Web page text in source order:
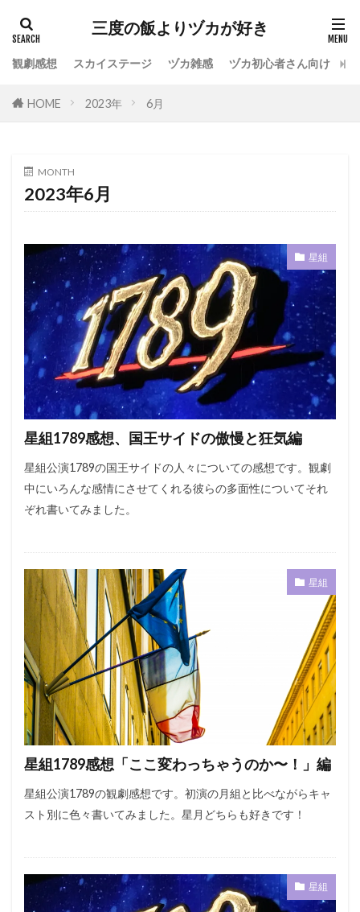
三度の飯よりヅカが好き
観劇感想 スカイステージ ヅカ雑感 ヅカ初心者さん向け
HOME 2023年 6月
MONTH
2023年6月
星組
星組1789感想、国王サイドの傲慢と狂気編
星組公演1789の国王サイドの人々についての感想です。観劇
中にいろんな感情にさせてくれる彼らの多面性についてそれ
ぞれ書いてみました。
星組
星組1789感想「ここ変わっちゃうのか〜！」編
星組公演1789の観劇感想です。初演の月組と比べながらキャ
スト別に色々書いてみました。星月どちらも好きです！
星組
専科 花組
宝塚ホテル
スカステ
レヴュースタァライト
大人会
宝塚用語
おすすめ飲食店
拍手 初心者
初観劇
観劇マナー
かげきしょうじょ!!
検索